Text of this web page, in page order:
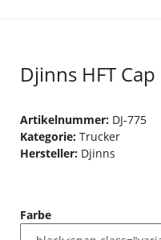
Djinns HFT
Artikelnummer: DJ-775
Kategorie: Trucker
Hersteller: Djinns
Farbe